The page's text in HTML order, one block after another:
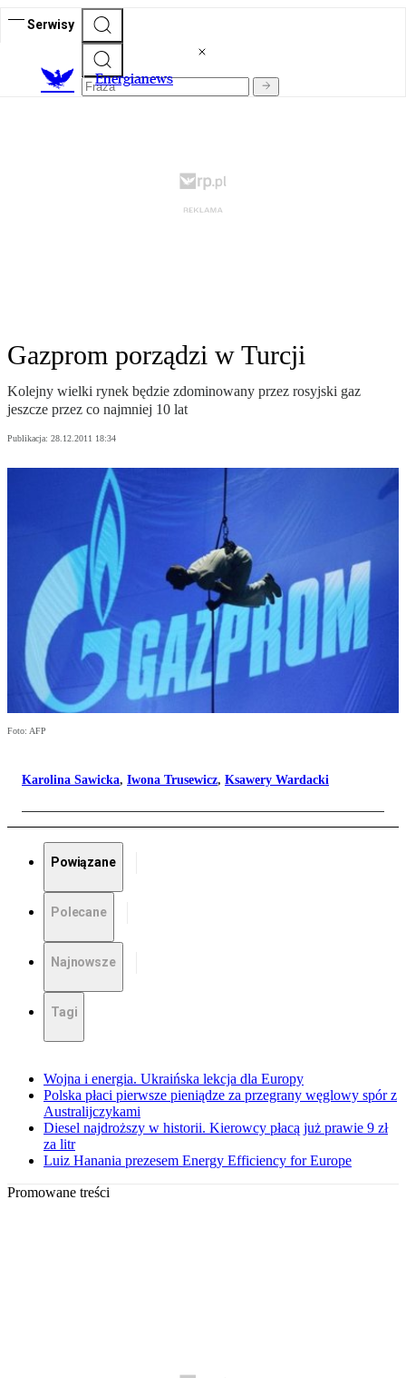
Serwisy
Energianews
Gazprom porządzi w Turcji
Kolejny wielki rynek będzie zdominowany przez rosyjski gaz
jeszcze przez co najmniej 10 lat
Publikacja: 28.12.2011 18:34
Foto: AFP
Karolina Sawicka, Iwona Trusewicz, Ksawery Wardacki
Powiązane
Polecane
Najnowsze
Tagi
Wojna i energia. Ukraińska lekcja dla Europy
Polska płaci pierwsze pieniądze za przegrany węglowy spór z
Australijczykami
Diesel najdroższy w historii. Kierowcy płacą już prawie 9 zł
za litr
Luiz Hanania prezesem Energy Efficiency for Europe
Promowane treści